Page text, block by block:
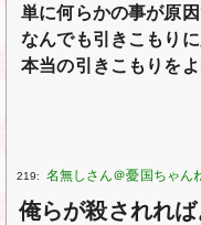
単に何らかの事が原
なんでも引きこもり
本当の引きこもりを
219:
俺らが殺されれ